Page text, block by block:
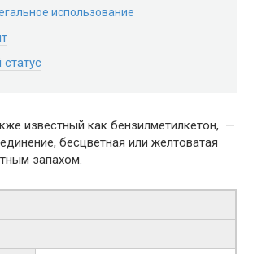
использование
известный как бензилметилкетон, —
бесцветная или желтоватая
запахом.